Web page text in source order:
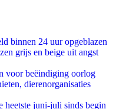
binnen 24 uur opgeblazen
grijs en beige uit angst
voor beëindiging oorlog
dierenorganisaties
heetste juni-juli sinds begin